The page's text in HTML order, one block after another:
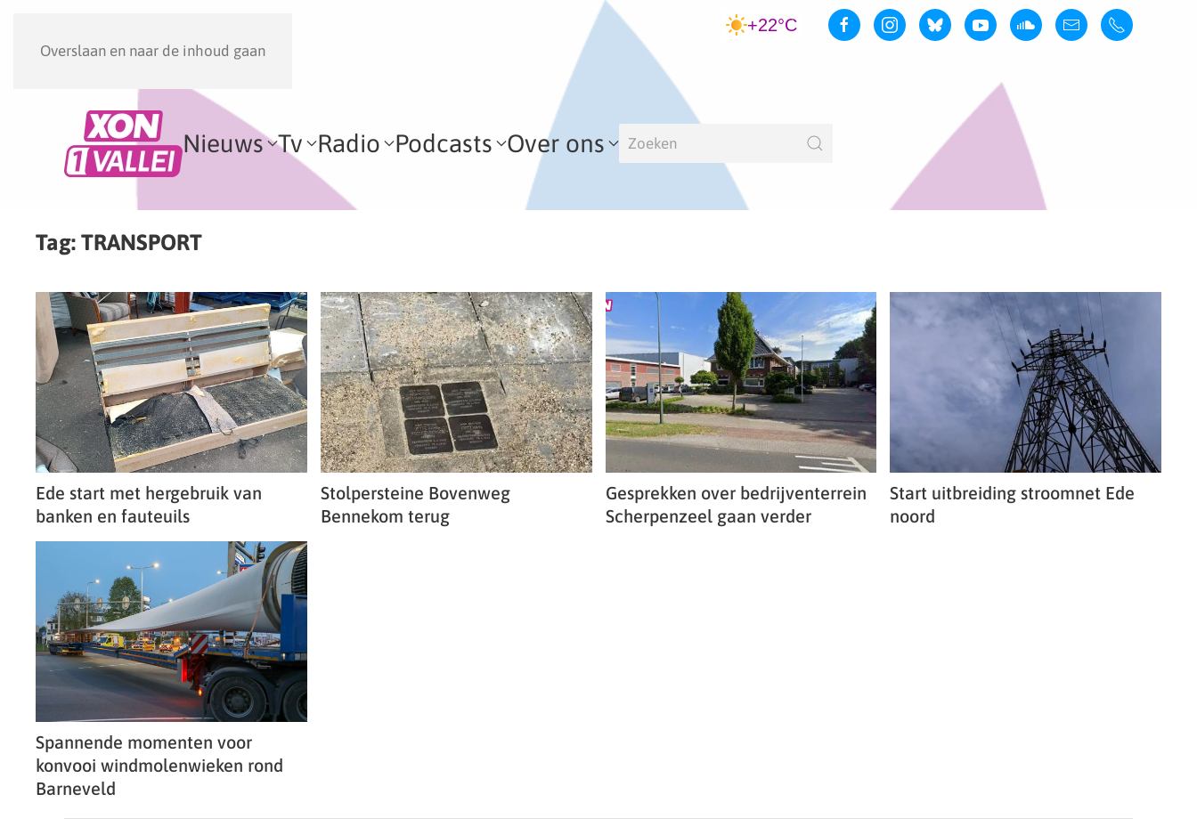
Overslaan en naar de inhoud gaan
+22°C
Nieuws Tv Radio Podcasts Over ons
Tag: TRANSPORT
Ede start met hergebruik van
banken en fauteuils
Stolpersteine Bovenweg
Bennekom terug
Gesprekken over bedrijventerrein
Scherpenzeel gaan verder
Start uitbreiding stroomnet Ede
noord
Spannende momenten voor
konvooi windmolenwieken rond
Barneveld